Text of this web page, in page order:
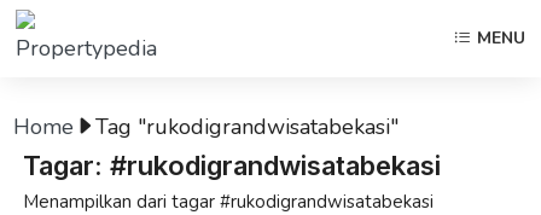
MENU
Home Tag "rukodigrandwisatabekasi"
Tagar: #rukodigrandwisatabekasi
Menampilkan dari tagar #rukodigrandwisatabekasi